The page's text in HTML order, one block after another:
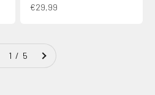
Aanbiedingsprijs
€29,99
1 / 5